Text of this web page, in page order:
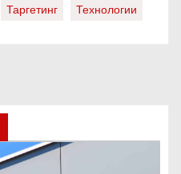
Таргетинг Технологии